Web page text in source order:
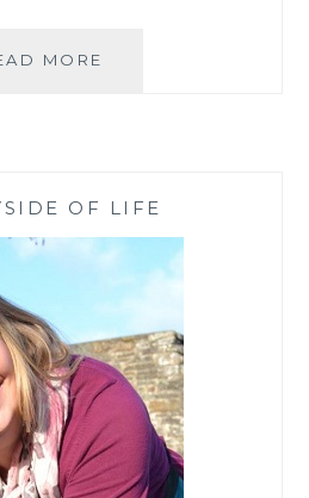
MORE
OF LIFE